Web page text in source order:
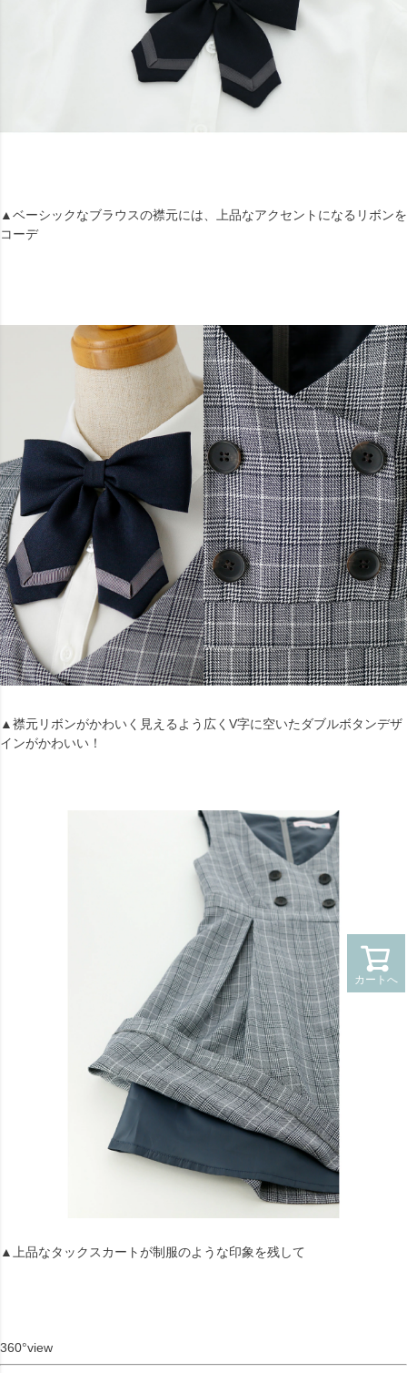
カートへ
▲ベーシックなブラウスの襟元には、上品なアクセントになるリボンを
コーデ
▲襟元リボンがかわいく見えるよう広くV字に空いたダブルボタンデザ
インがかわいい！
▲上品なタックスカートが制服のような印象を残して
360°view